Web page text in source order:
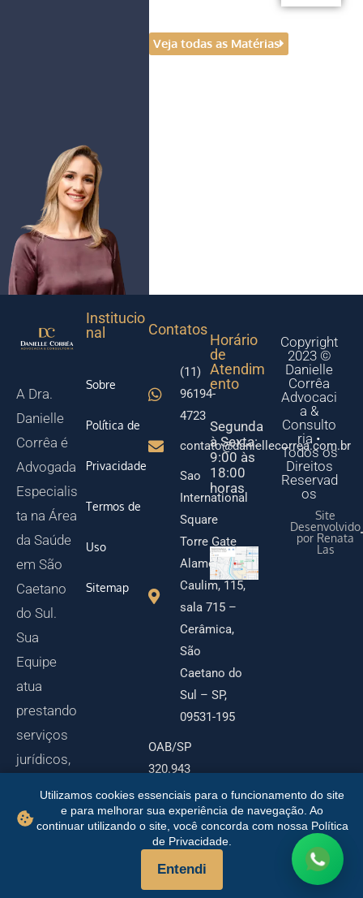
Utilizamos cookies essenciais para o funcionamento do site
e para melhorar sua experiência de navegação. Ao
continuar utilizando o site, você concorda com nossa Política
de Privacidade.
Entendi
Veja todas as Matérias
A Dra.
Danielle
Corrêa é
Advogada
Especialis
ta na Área
da Saúde
em São
Caetano
do Sul.
Sua
Equipe
atua
prestando
serviços
jurídicos,
os,
preventiv
Institucio
nal
Sobre
Política de
Privacidade
Termos de
Uso
Sitemap
Contatos
(11)
96194-
4723
contato@daniellecorrea.com.br
Sao
International
Square
Torre Gate
Alameda
Caulim, 115,
sala 715 –
Cerâmica,
São
Caetano do
Sul – SP,
09531-195
OAB/SP
320.943
Horário
de
Atendim
ento
Segunda
à Sexta:
9:00 às
18:00
horas
Copyright
2023 ©
Danielle
Corrêa
Advocaci
a &
Consulto
ria •
Todos os
Direitos
Reservad
os
Site
Desenvolvido
por Renata
Las